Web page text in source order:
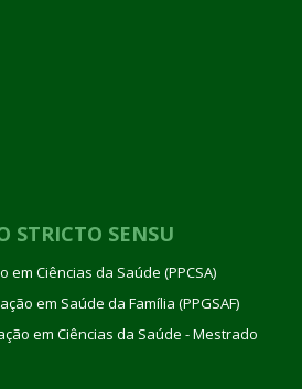
STRICTO SENSU
Ciências da Saúde (PPCSA)
em Saúde da Família (PPGSAF)
em Ciências da Saúde - Mestrado